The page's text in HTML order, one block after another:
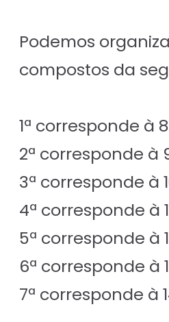
Podemos
compostos da
1ª corresponde à
2ª corresponde à
3ª corresponde à
4ª corresponde à
5ª corresponde à
6ª corresponde à
7ª corresponde à